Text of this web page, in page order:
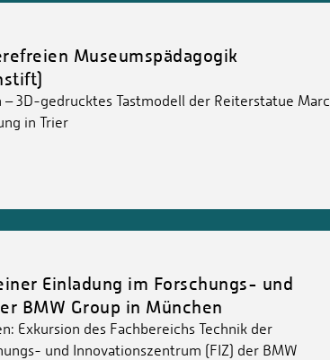
Museumspädagogik
3D-gedrucktes Tastmodell der Reiterstatue Marc
in Trier
Einladung im Forschungs- und
BMW Group in München
Exkursion des Fachbereichs Technik der
und Innovationszentrum (FIZ) der BMW